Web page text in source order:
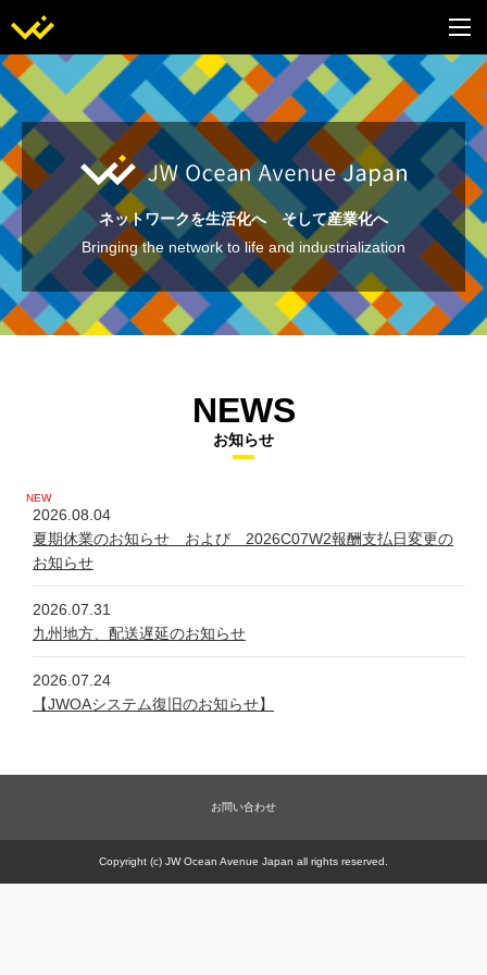
ネットワークを生活化へ そして産業化へ
Bringing the network to life and industrialization
NEWS
お知らせ
2026.08.04
夏期休業のお知らせ および 2026C07W2報酬支払日変更の
お知らせ
2026.07.31
九州地方、配送遅延のお知らせ
2026.07.24
【JWOAシステム復旧のお知らせ】
システム不具合について
新規商品【太古の甕 細胞浴サロン営業権】販売一時休止の件
お問い合わせ
Copyright (c) JW Ocean Avenue Japan all rights reserved.